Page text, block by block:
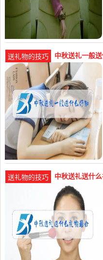
送礼物的技巧 中秋送礼一般
送礼物的技巧 中秋送礼送什